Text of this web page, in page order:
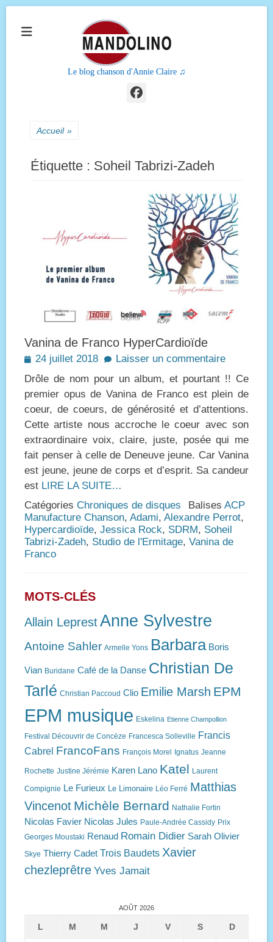
Le blog chanson d'Annie Claire ♫
Facebook
Accueil »
Étiquette : Soheil Tabrizi-Zadeh
Vanina de Franco HyperCardioïde
Posted
24 juillet 2018
Laisser un commentaire
Drôle de nom pour un album, et pourtant !! Ce
premier opus de Vanina de Franco est plein de
coeur, de coeurs, de générosité et d’attentions.
Cette artiste nous accroche le coeur avec son
extraordinaire voix, claire, juste, posée qui me
fait penser à celle de Deneuve jeune. Car Vanina
est jeune, jeune de corps et d’esprit. Sa candeur
est LIRE LA SUITE…
Catégories Chroniques de disques Balises ACP
Manufacture Chanson, Adami, Alexandre Perrot,
Hypercardioïde, Jessica Rock, SDRM, Soheil
Tabrizi-Zadeh, Studio de l'Ermitage, Vanina de
Franco
MOTS-CLÉS
Allain LeprestAnne Sylvestre
Antoine Sahler Armelle Yons Barbara Boris
Vian Buridane Café de la Danse Christian De
Tarlé Christian Paccoud Clio Emilie Marsh EPM
EPM musique Eskelina Etienne Champollion
Festival Découvrir de Concèze Francesca Solleville Francis
Cabrel FrancoFans François Morel Ignatus Jeanne
Rochette Justine Jérémie Karen Lano Katel Laurent
Compignie Le Furieux Le Limonaire Léo Ferré Matthias
Vincenot Michèle Bernard Nathalie Fortin
Nicolas Favier Nicolas Jules Paule-Andrée Cassidy Prix
Georges Moustaki Renaud Romain Didier Sarah Olivier
Skye Thierry Cadet Trois Baudets Xavier
chezleprêtre Yves Jamait
AOÛT 2026
L M M J V S D